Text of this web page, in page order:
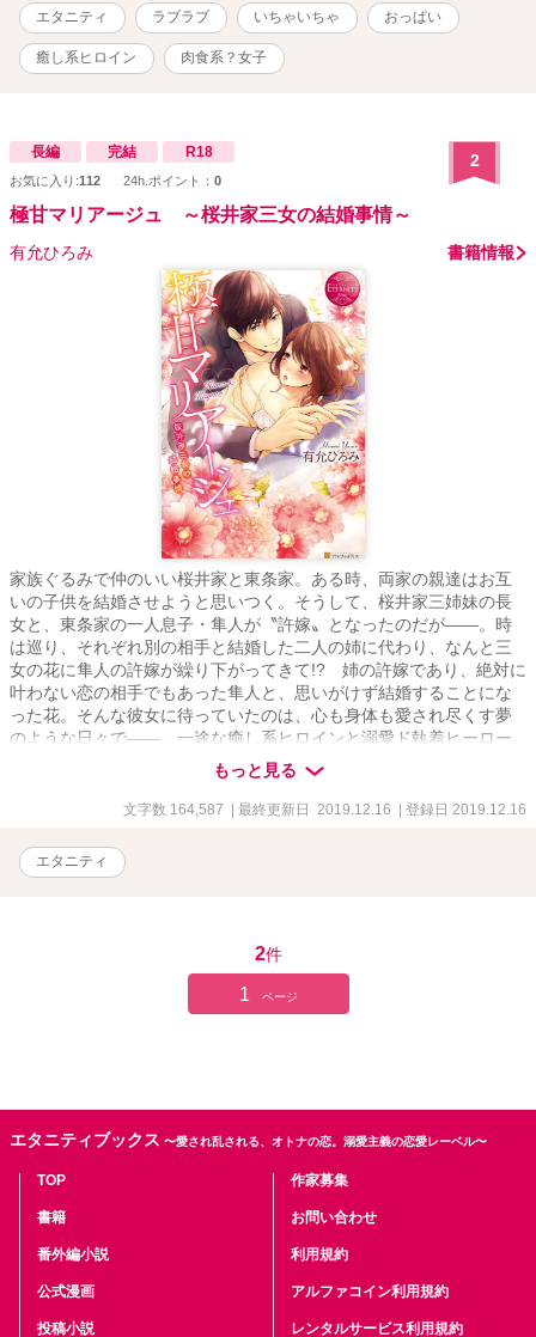
薄青年が男の理想を詰めに詰めて育てられた美女に癒されながら、
徐々に幸せになっていくちょっとスケベなラブコメ物語である。 ※
本番行為のある話には「*」がついています。 エロ度：★★★☆☆
エタニティ ラブラブ いちゃいちゃ おっぱい
癒し系ヒロイン 肉食系？女子
長編 完結 R18
お気に入り:112 24h.ポイント： 0
2
極甘マリアージュ ～桜井家三女の結婚事情～
有允ひろみ 書籍情報
家族ぐるみで仲のいい桜井家と東条家。ある時、両家の親達はお互
いの子供を結婚させようと思いつく。そうして、桜井家三姉妹の長
女と、東条家の一人息子・隼人が〝許嫁〟となったのだが――。時
は巡り、それぞれ別の相手と結婚した二人の姉に代わり、なんと三
女の花に隼人の許嫁が繰り下がってきて!? 姉の許嫁であり、絶対に
叶わない恋の相手でもあった隼人と、思いがけず結婚することにな
った花。そんな彼女に待っていたのは、心も身体も愛され尽くす夢
のような日々で――。一途な癒し系ヒロインと溺愛ド執着ヒーロー
もっと見る
文字数 164,587 | 最終更新日 2019.12.16 | 登録日 2019.12.16
エタニティ
2件
1 ページ
エタニティブックス 〜愛され乱される、オトナの恋。溺愛主義の恋愛レーベル〜
TOP
書籍
番外編小説
公式漫画
投稿小説
作家募集
お問い合わせ
利用規約
アルファコイン利用規約
レンタルサービス利用規約